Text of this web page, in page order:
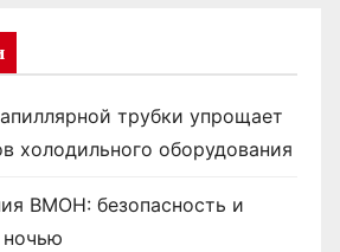
трубки упрощает
холодильного оборудования
ВМОН: безопасность и
ночью